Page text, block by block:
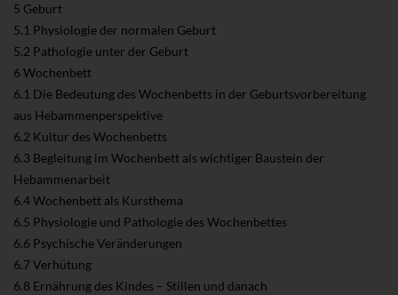
5 Geburt
5.1 Physiologie der normalen Geburt
5.2 Pathologie unter der Geburt
6 Wochenbett
6.1 Die Bedeutung des Wochenbetts in der Geburtsvorbereitung
aus Hebammenperspektive
6.2 Kultur des Wochenbetts
6.3 Begleitung im Wochenbett als wichtiger Baustein der
Hebammenarbeit
6.4 Wochenbett als Kursthema
6.5 Physiologie und Pathologie des Wochenbettes
6.6 Psychische Veränderungen
6.7 Verhütung
6.8 Ernährung des Kindes – Stillen und danach